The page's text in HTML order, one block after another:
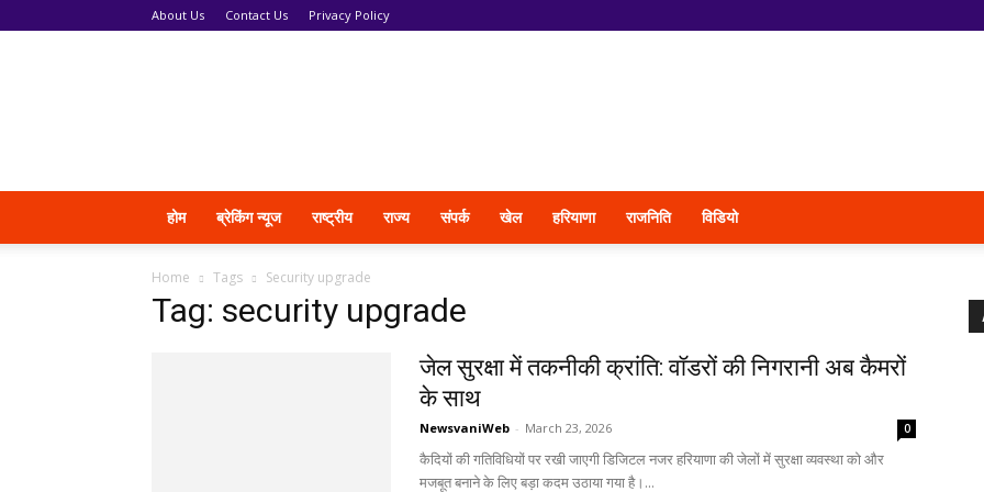
About Us Contact Us Privacy Policy
होम ब्रेकिंग न्यूज राष्ट्रीय राज्य संपर्क खेल हरियाणा राजनिति विडियो
Home Tags Security upgrade
Tag: security upgrade
जेल सुरक्षा में तकनीकी क्रांति: वॉडरों की निगरानी अब कैमरों
के साथ
NewsvaniWeb - March 23, 2026 0
कैदियों की गतिविधियों पर रखी जाएगी डिजिटल नजर हरियाणा की जेलों में सुरक्षा व्यवस्था को और
मजबूत बनाने के लिए बड़ा कदम उठाया गया है।...